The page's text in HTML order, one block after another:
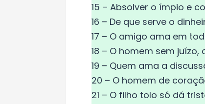
15 – Absolver o ímpio e
16 – De que serve o
17 – O amigo ama em
18 – O homem sem
19 – Quem ama a
20 – O homem de
21 – O filho tolo só dá